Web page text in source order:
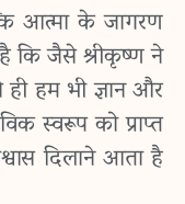
आत्मा के जागरण
कि जैसे श्रीकृष्ण ने
हम भी ज्ञान और
स्वरूप को प्राप्त
दिलाने आता है